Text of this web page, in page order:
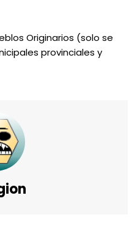
Originarios (solo se
provinciales y